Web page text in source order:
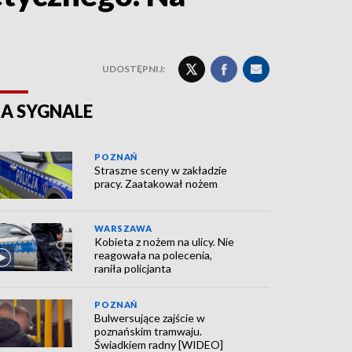
UDOSTĘPNIJ:
SYGNALE
POZNAŃ
Straszne sceny w zakładzie
pracy. Zaatakował nożem
WARSZAWA
Kobieta z nożem na ulicy. Nie
reagowała na polecenia,
raniła policjanta
POZNAŃ
Bulwersujące zajście w
poznańskim tramwaju.
Świadkiem radny [WIDEO]